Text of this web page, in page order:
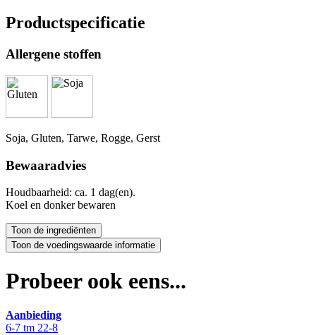
Productspecificatie
Allergene stoffen
Soja, Gluten, Tarwe, Rogge, Gerst
Bewaaradvies
Houdbaarheid: ca. 1 dag(en).
Koel en donker bewaren
Probeer ook eens...
Aanbieding
6-7 tm 22-8